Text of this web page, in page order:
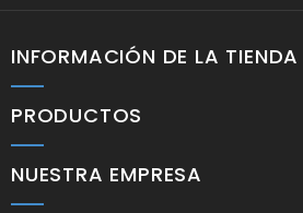
INFORMACIÓN DE LA TIENDA
PRODUCTOS
NUESTRA EMPRESA